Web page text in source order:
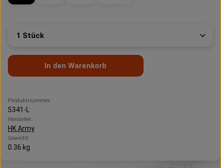
Produkt Anzahl: Gib den gewünschten Wert ein
In den Warenkorb
Produktnummer:
5341-L
Hersteller:
HK Army
Gewicht:
0.36 kg